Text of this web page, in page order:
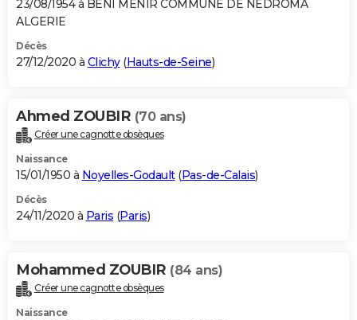
23/08/1954 à BENI MENIR COMMUNE DE NEDROMA
ALGERIE
Décès
27/12/2020 à Clichy(Hauts-de-Seine)
Ahmed ZOUBIR (70 ans)
Créer une cagnotte obsèques
Naissance
15/01/1950 à Noyelles-Godault(Pas-de-Calais)
Décès
24/11/2020 à Paris (Paris)
Mohammed ZOUBIR (84 ans)
Créer une cagnotte obsèques
Naissance